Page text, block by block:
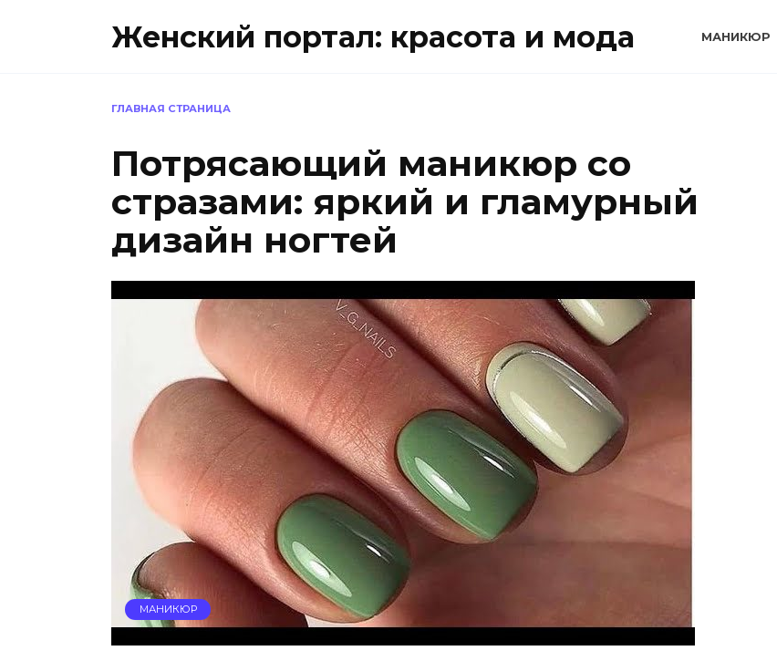
Женский портал: красота и мода МАНИКЮР
ГЛАВНАЯ СТРАНИЦА
Потрясающий маникюр со
стразами: яркий и гламурный
дизайн ногтей
МАНИКЮР